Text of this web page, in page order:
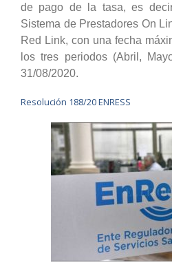
de pago de la tasa, es
Sistema de Prestadores On
Red Link, con una fecha
los tres periodos (Abril,
31/08/2020.
Resolución 188/20 ENRESS